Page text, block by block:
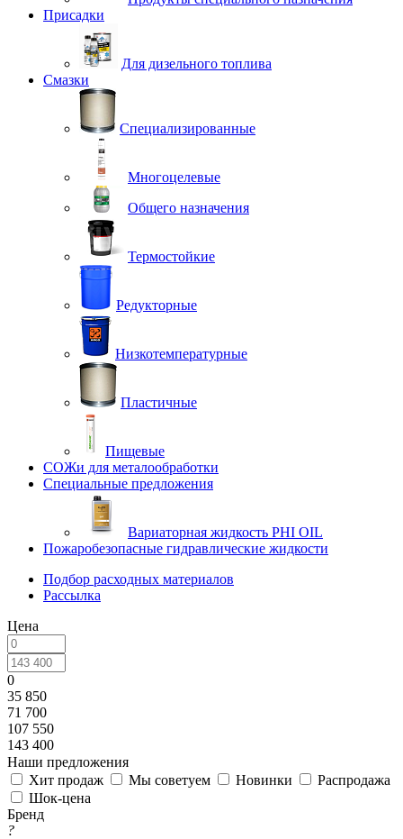
Присадки
Для дизельного топлива
Смазки
Специализированные
Многоцелевые
Общего назначения
Термостойкие
Редукторные
Низкотемпературные
Пластичные
Пищевые
СОЖи для металообработки
Специальные предложения
Вариаторная жидкость PHI OIL
Пожаробезопасные гидравлические жидкости
Подбор расходных материалов
Рассылка
Цена
0
35 850
71 700
107 550
143 400
Наши предложения
Хит продаж
Мы советуем Новинки
Распродажа
Шок-цена
Бренд
?